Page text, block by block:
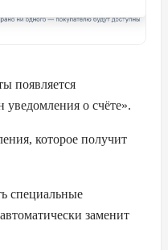
появляется
о счёте».
которое получит
специальные
заменит